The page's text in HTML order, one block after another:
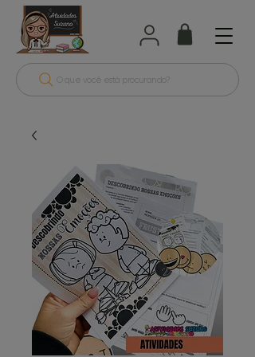
O que você está procurando?